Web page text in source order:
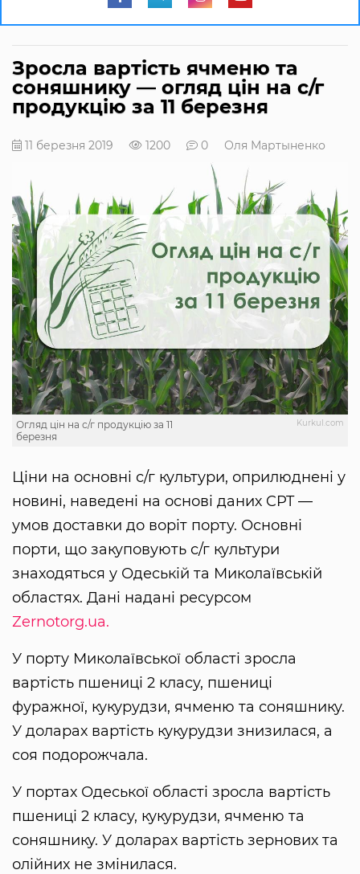
Зросла вартість ячменю та
соняшнику — огляд цін на с/г
продукцію за 11 березня
11 березня 2019 1200 0 Оля Мартыненко
Kurkul.com
Огляд цін на с/г продукцію за 11
березня
Ціни на основні с/г культури, оприлюднені у
новині, наведені на основі даних CPT —
умов доставки до воріт порту. Основні
порти, що закуповують с/г культури
знаходяться у Одеській та Миколаївській
областях. Дані надані ресурсом
Zernotorg.ua.
У порту Миколаївської області зросла
вартість пшениці 2 класу, пшениці
фуражної, кукурудзи, ячменю та соняшнику.
У доларах вартість кукурудзи знизилася, а
соя подорожчала.
У портах Одеської області зросла вартість
пшениці 2 класу, кукурудзи, ячменю та
соняшнику. У доларах вартість зернових та
олійних не змінилася.